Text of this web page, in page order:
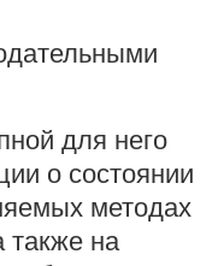
для него
о состоянии
методах
также на